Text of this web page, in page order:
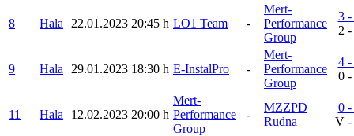
8 Hala 22.01.2023 20:45 h LO1 Team -
Mert-
Performance
Group
3 -
2 -
9 Hala 29.01.2023 18:30 h E-InstalPro -
Mert-
Performance
Group
4 -
0 -
11 Hala 12.02.2023 20:00 h
Mert-
Performance
Group
-
MZZPD
Rudna
0 -
V -